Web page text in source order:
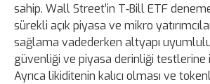
sahip. Wall Street’in T‑Bill ETF
sürekli açık piyasa ve mikro
sağlama vadederken altyapı
güvenliği ve piyasa derinliği testlerine
Ayrıca likiditenin kalıcı olması ve